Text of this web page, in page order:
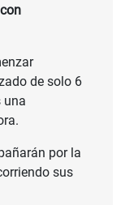
de solo 6
una
por la
sus